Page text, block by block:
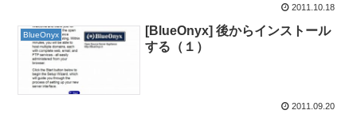
2011.10.18
BlueOnyx
[BlueOnyx] 後からインストール
する（１）
2011.09.20